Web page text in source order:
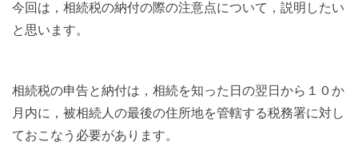
今回は，相続税の納付の際の注意点について，説明したい
と思います。
相続税の申告と納付は，相続を知った日の翌日から１０か
月内に，被相続人の最後の住所地を管轄する税務署に対し
ておこなう必要があります。